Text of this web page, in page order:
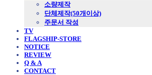
소량제작
단체제작(50개이상)
주문서 작성
TV
FLAGSHIP-STORE
NOTICE
REVIEW
Q & A
CONTACT